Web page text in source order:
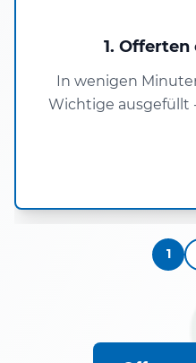
1. Offerten
In wenigen
Wichtige ausgefüllt
1